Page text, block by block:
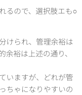
るので、選択肢エも○
けられ、管理余裕は
余裕は上述の通り、
いますが、どれが管
ちゃになりやすいの